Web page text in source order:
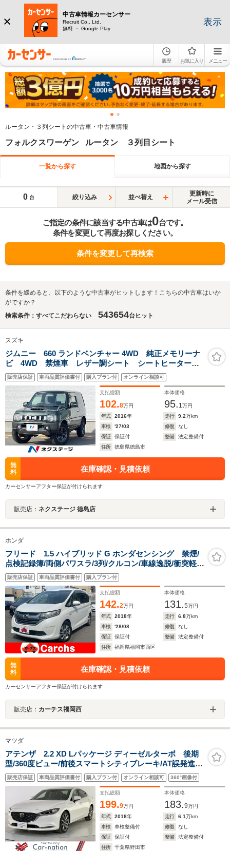
中古車情報カーセンサー
Recruit Co., Ltd.
無料 － Google Play
表示
履歴 お気に入り メニュー
ルータン・３列シートの中古車・中古車情報
フォルクスワーゲン ルータン ３列目シート
一覧から探す 地図から探す
0 台 絞り込み 並べ替え
更新時に
メール受信
ご指定の条件に該当する中古車は0台です。
条件を変更して再度お探しください。
条件を変更して再検索
条件を緩めると、以下のような中古車がヒットします！こちらの中古車はいか
がですか？
検索条件：すべてこだわらない
543654台ヒット
スズキ
ジムニー 660 ランドベンチャー 4WD 純正メモリーナ
ビ 4WD 禁煙車 レザー調シート シートヒーター
ETC CD 地デジ
販売店保証 車両品質評価書付 購入プラン付 オンライン相談可
支払総額
102.8万円
本体価格
95. 1万円
年式
2016年 走行 9.2万km
車検
'27/03 修復
なし
保証
保証付 整備
法定整備付
住所
徳島県徳島市
無
料
在庫確認・見積依頼
カーセンサーアフター保証が付けられます
販売店： ネクステージ 徳島店
ホンダ
フリード 1.5 ハイブリッド G ホンダセンシング 禁煙/
点検記録簿/両側パワスラ/3列/クルコン/車線逸脱/衝突軽
減/Bカメ/ドラレコ/ETC/LED
販売店保証 車両品質評価書付 購入プラン付
支払総額
142.2万円
本体価格
131.5万円
年式
2018年 走行 6.8万km
車検
'28/08 修復
なし
保証
保証付 整備
法定整備付
住所
福岡県福岡市西区
無
料
在庫確認・見積依頼
カーセンサーアフター保証が付けられます
販売店： カーチス福岡西
マツダ
アテンザ 2.2 XD Lパッケージ ディーゼルターボ 後期
型/360度ビュー/前後スマートシティブレーキ/AT誤発進抑
制制御/全車速追従レーダークルコン/LKA/車線逸脱警
報/BSM/前後障害物センサー/茶本革/シートヒーター/Pシ
ート/BOSE/マツコネナビ/フルセグ/Bluetooth/ETC
販売店保証 車両品質評価書付 購入プラン付 オンライン相談可 360°画像付
支払総額
199.9万円
本体価格
183.9万円
年式
2018年 走行 6.1万km
車検
車検整備付 修復
なし
保証
保証付 整備
法定整備付
住所
千葉県野田市